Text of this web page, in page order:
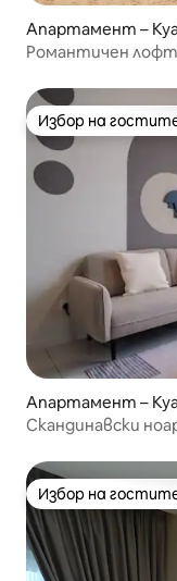
Апартамент –
Романтичен лофт
Избор на
Избор на
Апартамент –
Скандинавски
Избор на
Избор на